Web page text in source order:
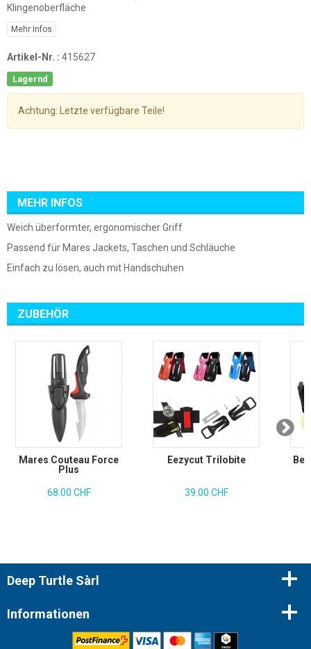
Klingenoberfläche
Mehr Infos
Artikel-Nr. : 415627
Lagernd
Achtung: Letzte verfügbare Teile!
MEHR INFOS
Weich überformter, ergonomischer Griff
Passend für Mares Jackets, Taschen und Schläuche
Einfach zu lösen, auch mit Handschuhen
ZUBEHÖR
Mares Couteau Force
Plus
68.00 CHF
Eezycut Trilobite
39.00 CHF
Deep Turtle Sàrl
Informationen